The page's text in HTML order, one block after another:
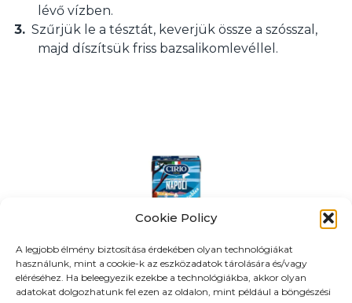
Cookie Policy
A legjobb élmény biztosítása érdekében olyan technológiákat
használunk, mint a cookie-k az eszközadatok tárolására és/vagy
eléréséhez. Ha beleegyezik ezekbe a technológiákba, akkor olyan
adatokat dolgozhatunk fel ezen az oldalon, mint például a böngészési
lévő vízben.
Szűrjük le a tésztát, keverjük össze a szósszal,
majd díszítsük friss bazsalikomlevéllel.
Regionális
tésztaszószok